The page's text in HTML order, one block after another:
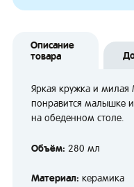
Описание
товара
Яркая кружка и милая
понравится малышке
на обеденном столе.
Объём: 280 мл
Материал: керамика